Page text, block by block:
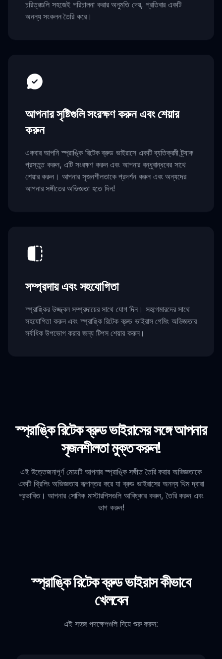
চরিত্রগুলি সহজেই পরিচালনা করার অনুমতি দেয়, প্রতিবার একটি
অনন্য সংকলন তৈরি করে।
আপনার সৃষ্টিগুলি সংরক্ষণ করুন এবং শেয়ার
করুন
একবার আপনি স্প্রাঙ্কি রিটেক ব্রুড ভাইরাসে একটি ব্যতিক্রমী ট্র্যাক
প্রস্তুত করুন, এটি সংরক্ষণ করুন এবং আপনার বন্ধুবান্ধবের সাথে
শেয়ার করুন। আপনার সৃজনশীলতাকে প্রদর্শন করুন এবং অন্যদের
আপনার সঙ্গীতের অভিজ্ঞতা হতে দিন!
সম্প্রদায় এবং সহযোগিতা
স্প্রাঙ্কির উজ্জ্বল সম্প্রদায়ের সাথে যোগ দিন। সহগেমারদের সাথে
সহযোগিতা করুন এবং স্প্রাঙ্কি রিটেক ব্রুড ভাইরাস গেমিং অভিজ্ঞতার
সর্বাধিক উপভোগ করার জন্য টিপস শেয়ার করুন।
স্প্রাঙ্কি রিটেক ব্রুড ভাইরাসের সঙ্গে আপনার
সৃজনশীলতা মুক্ত করুন!
এই উত্তেজনাপূর্ণ মোডটি আপনার স্প্রাঙ্কি সঙ্গীত তৈরি করার অভিজ্ঞতাকে
একটি থ্রিলিং অভিজ্ঞতায় রূপান্তর করে যা ব্রুড ভাইরাসের অনন্য থিম দ্বারা
প্রভাবিত। আপনার সোনিক মাস্টারপিসগুলি আবিষ্কার করুন, তৈরি করুন এবং
ভাগ করুন!
স্প্রাঙ্কি রিটেক ব্রুড ভাইরাস কীভাবে
খেলবেন
এই সহজ পদক্ষেপগুলি দিয়ে শুরু করুন: